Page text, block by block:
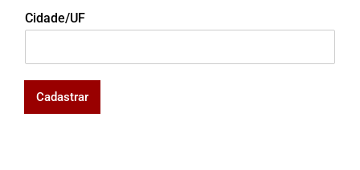
Cidade/UF
Cadastrar